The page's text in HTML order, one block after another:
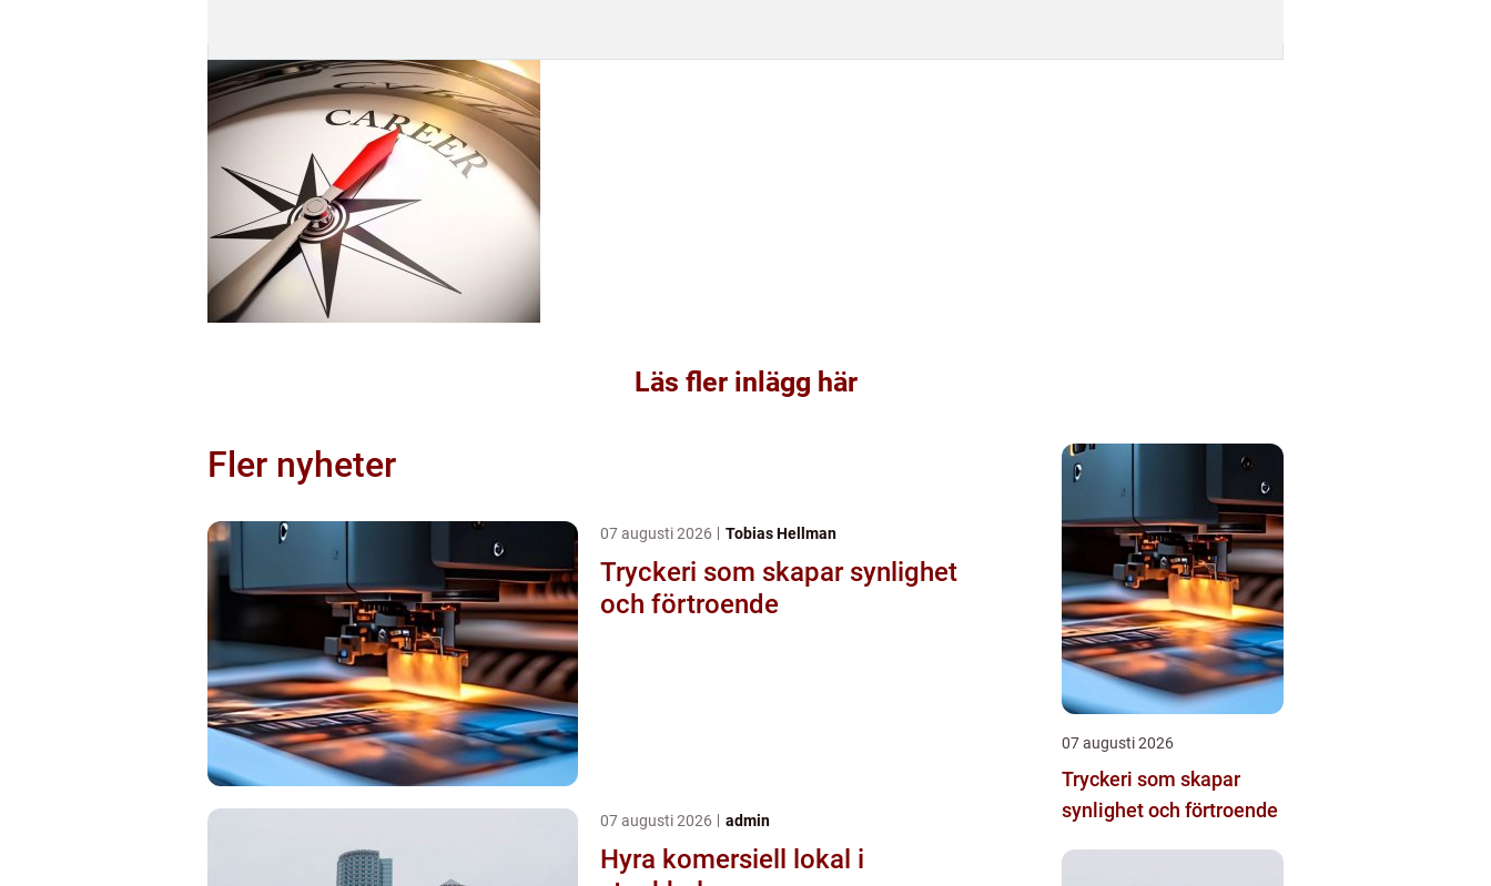
Läs fler inlägg här
Fler nyheter
07 augusti 2026 Tobias Hellman
Tryckeri som skapar synlighet
och förtroende
07 augusti 2026 admin
Hyra komersiell lokal i
07 augusti 2026
Tryckeri som skapar
synlighet och förtroende